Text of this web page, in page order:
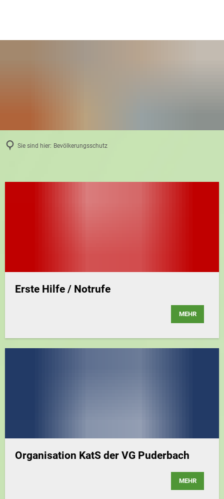
Sie sind hier: Bevölkerungsschutz
Erste Hilfe / Notrufe
MEHR
Organisation KatS der VG Puderbach
MEHR